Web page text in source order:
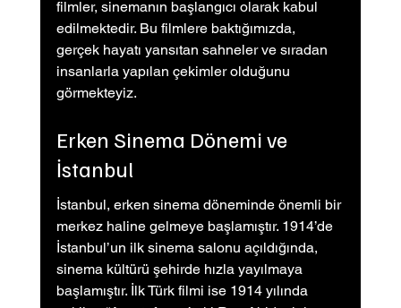
filmler, sinemanın başlangıcı olarak kabul
edilmektedir. Bu filmlere baktığımızda,
gerçek hayatı yansıtan sahneler ve sıradan
insanlarla yapılan çekimler olduğunu
görmekteyiz.
Erken Sinema Dönemi ve
İstanbul
İstanbul, erken sinema döneminde önemli bir
merkez haline gelmeye başlamıştır. 1914’de
İstanbul’un ilk sinema salonu açıldığında,
sinema kültürü şehirde hızla yayılmaya
başlamıştır. İlk Türk filmi ise 1914 yılında